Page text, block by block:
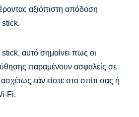
αξιόπιστη απόδοση
αυτό σημαίνει πως οι
παραμένουν ασφαλείς σε
εάν είστε στο σπίτι σας ή
Fi.